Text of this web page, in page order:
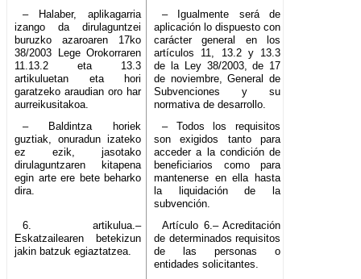
– Halaber, aplikagarria
izango da dirulaguntzei
buruzko azaroaren 17ko
38/2003 Lege Orokorraren
11.13.2 eta 13.3
artikuluetan eta hori
garatzeko araudian oro har
aurreikusitakoa.
– Igualmente será de
aplicación lo dispuesto con
carácter general en los
artículos 11, 13.2 y 13.3
de la Ley 38/2003, de 17
de noviembre, General de
Subvenciones y su
normativa de desarrollo.
– Baldintza horiek
guztiak, onuradun izateko
ez ezik, jasotako
dirulaguntzaren kitapena
egin arte ere bete beharko
dira.
– Todos los requisitos
son exigidos tanto para
acceder a la condición de
beneficiarios como para
mantenerse en ella hasta
la liquidación de la
subvención.
6. artikulua.–
Eskatzailearen betekizun
jakin batzuk egiaztatzea.
Artículo 6.– Acreditación
de determinados requisitos
de las personas o
entidades solicitantes.